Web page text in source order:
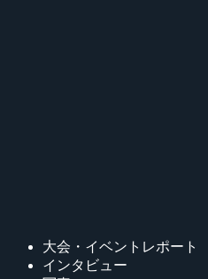
大会・イベントレポート
インタビュー